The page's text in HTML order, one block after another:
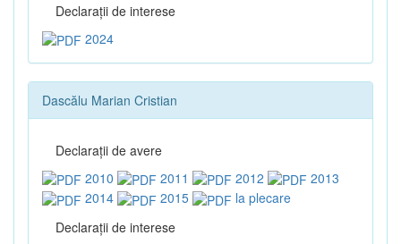
Declaraţii de interese
2024
Dascălu Marian Cristian
Declaraţii de avere
2010
2011 2012
2013
2014
2015
la plecare
Declaraţii de interese